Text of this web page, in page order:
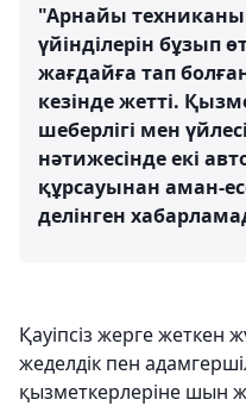
"Арнайы
үйінділерін бұзып
жағдайға тап
кезінде жетті.
шеберлігі мен
нәтижесінде екі
құрсауынан аман-
делінген
Қауіпсіз жерге жеткен
жеделдік пен
қызметкерлеріне шын